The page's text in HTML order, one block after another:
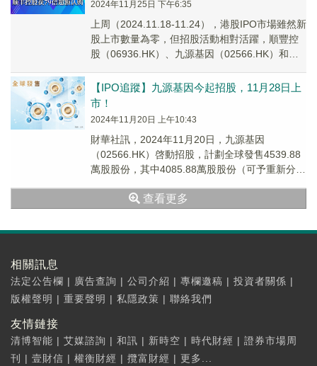
2024年11月25日 下午6:35
上周（2024.11.18-11.24），港股IPO市場雖然新
股上市數量為零，但招股活動相對活躍，順豐控
股（06936.HK）、九源基因（02566.HK）和夢
【IPO追蹤】九源基因今起招股，11月28日上
市！
2024年11月20日 上午10:43
財華社訊，2024年11月20日，九源基因
（02566.HK）啓動招股，計劃全球發售4539.88
萬股股份，其中4085.88萬股股份（可予重新分
查看更多
相關訊息
法定公告欄 | 廣告查詢 | 公司介紹 | 專欄邀稿 | 投資者關係 |
版權聲明 | 重要聲明 | 私隱政策 | 聯絡我們
友情鏈接
清博智能 | 艾媒諮詢 | 和訊 | 新時空 | 時代財經 | 證券市場周
刊
| 壹財信 | 權衡財經 | 攬富財經 | 更多...